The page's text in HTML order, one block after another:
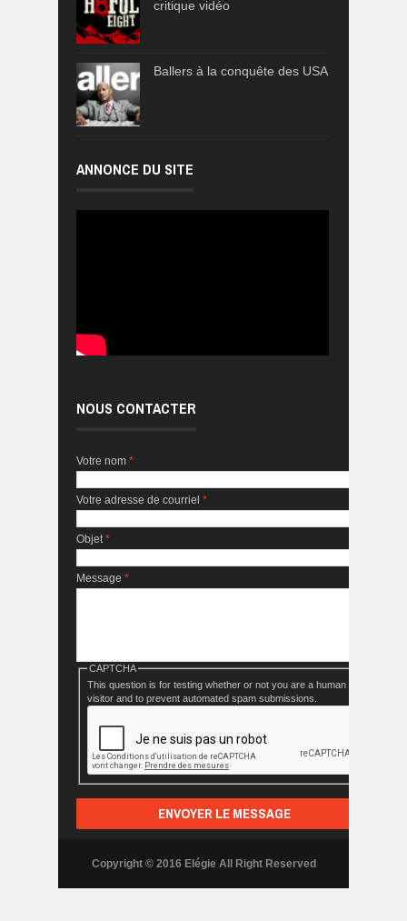
critique vidéo
Ballers à la conquête des USA
ANNONCE DU SITE
NOUS CONTACTER
Votre nom *
Votre adresse de courriel *
Objet *
Message *
CAPTCHA
This question is for testing whether or not you are a human
visitor and to prevent automated spam submissions.
Copyright © 2016 Elégie All Right Reserved